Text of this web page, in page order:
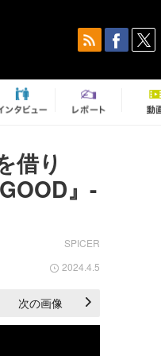
借り
』-
SPICER
2024.4.5
次の画像